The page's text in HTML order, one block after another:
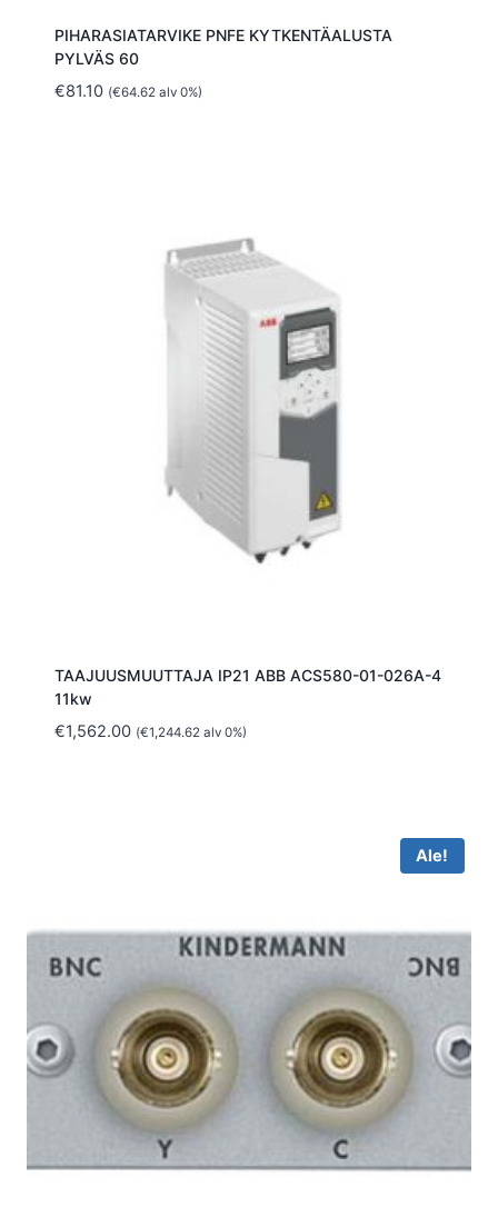
PIHARASIATARVIKE PNFE KYTKENTÄALUSTA
PYLVÄS 60
€81.10 (€64.62alv 0%)
TAAJUUSMUUTTAJA IP21 ABB ACS580-01-026A-4
11kw
€1,562.00 (€1,244.62 alv 0%)
Ale!